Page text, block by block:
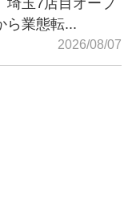
埼玉7店目オープ
業態転...
2026/08/07